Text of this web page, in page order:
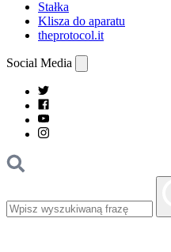
Stałka
Klisza do aparatu
theprotocol.it
Social Media